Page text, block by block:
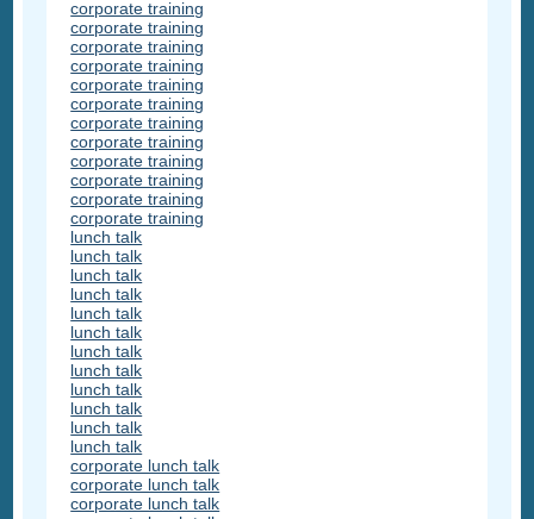
corporate training
corporate training
corporate training
corporate training
corporate training
corporate training
corporate training
corporate training
corporate training
corporate training
corporate training
corporate training
lunch talk
lunch talk
lunch talk
lunch talk
lunch talk
lunch talk
lunch talk
lunch talk
lunch talk
lunch talk
lunch talk
lunch talk
corporate lunch talk
corporate lunch talk
corporate lunch talk